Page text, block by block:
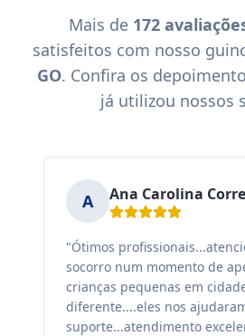
Mais de 172
satisfeitos com nosso
GO. Confira os
já utilizou nossos
A Ana Carolina
"Ótimos
socorro num momento de
crianças pequenas em
diferente....eles nos
suporte...atendimento